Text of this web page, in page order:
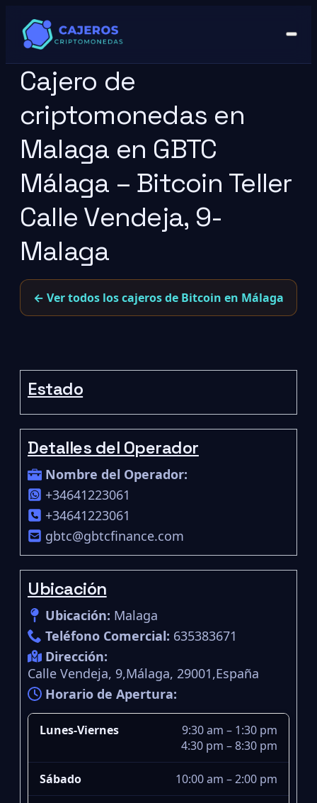
Cajero de
criptomonedas en
Malaga en GBTC
Málaga – Bitcoin Teller
Calle Vendeja, 9-
Malaga
← Ver todos los cajeros de Bitcoin en Málaga
Estado
Detalles del Operador
Nombre del Operador:
+34641223061
+34641223061
gbtc@gbtcfinance.com
Ubicación
Ubicación: Malaga
Teléfono Comercial: 635383671
Dirección:
Calle Vendeja, 9,Málaga, 29001,España
Horario de Apertura:
Lunes-Viernes
9:30 am – 1:30 pm
4:30 pm – 8:30 pm
Sábado 10:00 am – 2:00 pm